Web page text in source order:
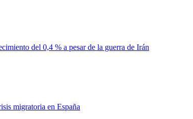
del 0,4 % a pesar de la guerra de Irán
migratoria en España